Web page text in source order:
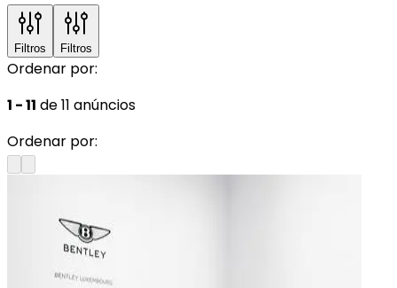
Filtros Filtros
Ordenar por:
1 - 11 de 11 anúncios
Ordenar por: